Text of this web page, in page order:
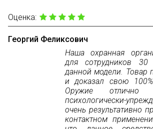
Оценка:
Георгий Феликсович
Наша охранная
для сотрудников 30
данной модели. Товар
и доказал свою 100%
Оружие отлично
психологически-
очень результативно
контактном